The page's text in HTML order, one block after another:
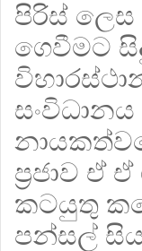
පිරිස් ලෙස
ගෙවීමට
ප්‍ර‍ජාව ඒ
කටයුතු
පන්සල්